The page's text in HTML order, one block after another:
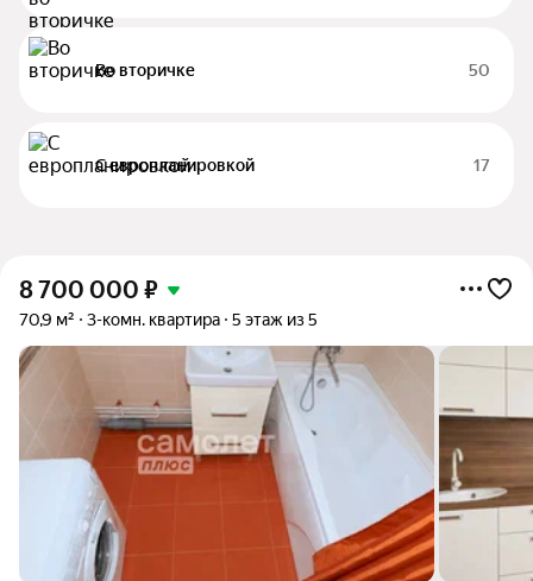
Во вторичке 50
С европланировкой 17
8 700 000 ₽
70,9 м² 3-комн. квартира 5 этаж из 5